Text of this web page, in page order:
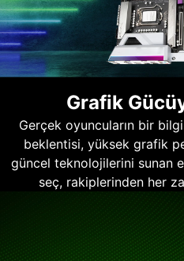
Grafik
Gerçek oyuncuların bir
beklentisi, yüksek grafik
güncel teknolojilerini sunan
seç, rakiplerinden her